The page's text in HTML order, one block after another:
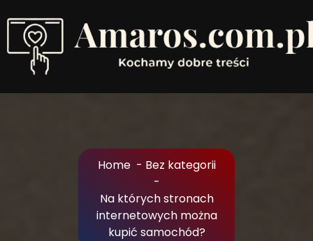
to
Content
Home- Bez kategorii
-
Na których stronach
internetowych można
kupić samochód?